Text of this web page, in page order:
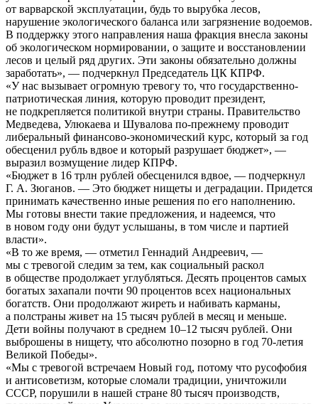
от варварской эксплуатации, будь то вырубка лесов,
нарушение экологического баланса или загрязнение водоемов.
В поддержку этого направления наша фракция внесла законы
об экологическом нормировании, о защите и восстановлении
лесов и целый ряд других. Эти законы обязательно должны
заработать», — подчеркнул Председатель ЦК КПРФ.
«У нас вызывает огромную тревогу то, что государственно-
патриотическая линия, которую проводит президент,
не подкрепляется политикой внутри страны. Правительство
Медведева, Улюкаева и Шувалова по-прежнему проводит
либеральный финансово-экономический курс, который за год
обесценил рубль вдвое и который разрушает бюджет», —
выразил возмущение лидер КПРФ.
«Бюджет в 16 трлн рублей обесценился вдвое, — подчеркнул
Г. А. Зюганов. — Это бюджет нищеты и деградации. Придется
принимать качественно иные решения по его наполнению.
Мы готовы внести такие предложения, и надеемся, что
в новом году они будут услышаны, в том числе и партией
власти».
«В то же время, — отметил Геннадий Андреевич, —
мы с тревогой следим за тем, как социальный раскол
в обществе продолжает углубляться. Десять процентов самых
богатых захапали почти 90 процентов всех национальных
богатств. Они продолжают жиреть и набивать карманы,
а полстраны живет на 15 тысяч рублей в месяц и меньше.
Дети войны получают в среднем 10–12 тысяч рублей. Они
выброшены в нищету, что абсолютно позорно в год 70-летия
Великой Победы».
«Мы с тревогой встречаем Новый год, потому что русофобия
и антисоветизм, которые сломали традиции, уничтожили
СССР, порушили в нашей стране 80 тысяч производств,